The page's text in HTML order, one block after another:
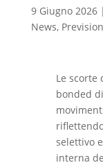
9 Giugno 2026|
News,
Le scorte
bonded
selettivo
interna